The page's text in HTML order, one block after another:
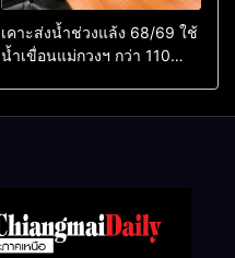
เคาะส่งน้ำช่วงแล้ง 68/69 ใช้
น้ำเขื่อนแม่กวงฯ กว่า 110